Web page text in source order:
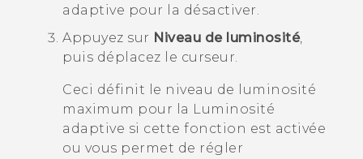
adaptive pour la désactiver.
Appuyez sur Niveau de luminosité,
puis déplacez le curseur.
Ceci définit le niveau de luminosité
maximum pour la Luminosité
adaptive si cette fonction est activée
ou vous permet de régler